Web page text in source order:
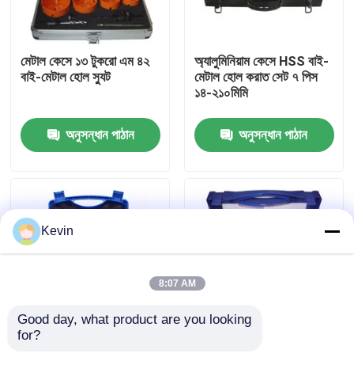
আমাদের সম্পর্কে
কারখানা ভ্রমণ
মান নিয়ন্ত্রণ
খবর
এইচএসএস ড্রিল বিট
মেটাল কেসে ১৩ টুকরো এম ৪২
বাই-মেটাল হোল স্যুট
অনুসন্ধান পাঠান
অ্যালুমিনিয়াম কেসে HSS বাই-
মেটাল হোল করাত সেট ৭ পিস
১৪-২১০মিমি
অনুসন্ধান পাঠান
এইচএসএস এম৩ বি-মেটাল
Kevin
8:07 AM
Good day, what product are you looking
for?